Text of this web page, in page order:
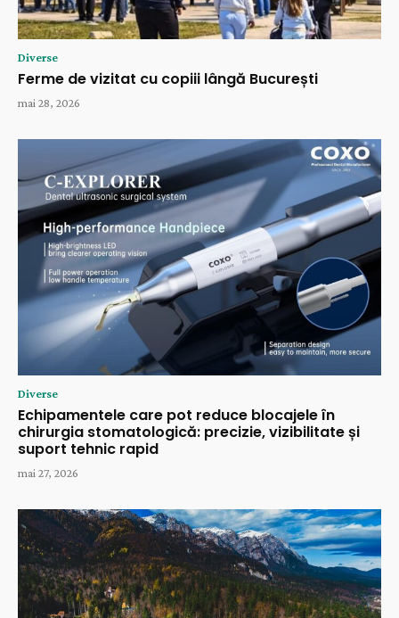
Diverse
Ferme de vizitat cu copiii lângă București
mai 28, 2026
Diverse
Echipamentele care pot reduce blocajele în
chirurgia stomatologică: precizie, vizibilitate și
suport tehnic rapid
mai 27, 2026